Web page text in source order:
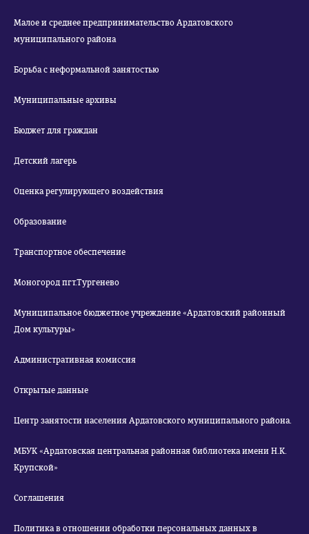
Малое и среднее предпринимательство Ардатовского
муниципального района
Борьба с неформальной занятостью
Муниципальные архивы
Бюджет для граждан
Детский лагерь
Оценка регулирующего воздействия
Образование
Транспортное обеспечение
Моногород пгт.Тургенево
Муниципальное бюджетное учреждение «Ардатовский районный
Дом культуры»
Административная комиссия
Открытые данные
Центр занятости населения Ардатовского муниципального района.
МБУК «Ардатовская центральная районная библиотека имени Н.К.
Крупской»
Соглашения
Политика в отношении обработки персональных данных в